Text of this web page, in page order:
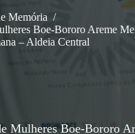
Memória /
Boe-Bororo Areme
– Aldeia Central
Mulheres Boe-Bororo